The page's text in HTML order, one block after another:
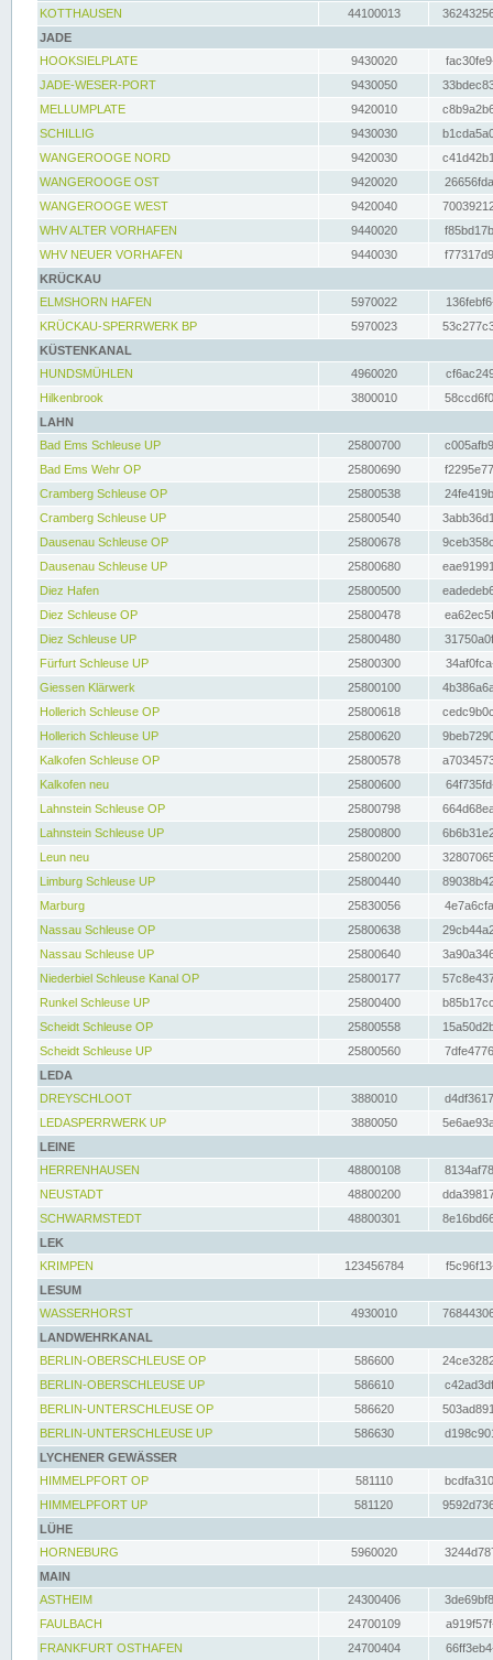
KOTTHAUSEN
44100013
JADE
HOOKSIELPLATE
9430020
JADE-WESER-PORT
9430050
MELLUMPLATE
9420010
SCHILLIG
9430030
WANGEROOGE NORD
9420030
WANGEROOGE OST
9420020
WANGEROOGE WEST
9420040
WHV ALTER VORHAFEN
9440020
WHV NEUER VORHAFEN
9440030
KRÜCKAU
ELMSHORN HAFEN
5970022
KRÜCKAU-SPERRWERK BP
5970023
KÜSTENKANAL
HUNDSMÜHLEN
4960020
Hilkenbrook
3800010
LAHN
Bad Ems Schleuse UP
25800700
Bad Ems Wehr OP
25800690
Cramberg Schleuse OP
25800538
Cramberg Schleuse UP
25800540
Dausenau Schleuse OP
25800678
Dausenau Schleuse UP
25800680
Diez Hafen
25800500
Diez Schleuse OP
25800478
Diez Schleuse UP
25800480
Fürfurt Schleuse UP
25800300
Giessen Klärwerk
25800100
Hollerich Schleuse OP
25800618
Hollerich Schleuse UP
25800620
Kalkofen Schleuse OP
25800578
Kalkofen neu
25800600
Lahnstein Schleuse OP
25800798
Lahnstein Schleuse UP
25800800
Leun neu
25800200
Limburg Schleuse UP
25800440
Marburg
25830056
Nassau Schleuse OP
25800638
Nassau Schleuse UP
25800640
Niederbiel Schleuse Kanal OP
25800177
Runkel Schleuse UP
25800400
Scheidt Schleuse OP
25800558
Scheidt Schleuse UP
25800560
LEDA
DREYSCHLOOT
3880010
LEDASPERRWERK UP
3880050
LEINE
HERRENHAUSEN
48800108
NEUSTADT
48800200
SCHWARMSTEDT
48800301
LEK
KRIMPEN
123456784
LESUM
WASSERHORST
4930010
LANDWEHRKANAL
BERLIN-OBERSCHLEUSE OP
586600
BERLIN-OBERSCHLEUSE UP
586610
BERLIN-UNTERSCHLEUSE OP
586620
BERLIN-UNTERSCHLEUSE UP
586630
LYCHENER GEWÄSSER
HIMMELPFORT OP
581110
HIMMELPFORT UP
581120
LÜHE
HORNEBURG
5960020
MAIN
ASTHEIM
24300406
FAULBACH
24700109
FRANKFURT OSTHAFEN
24700404